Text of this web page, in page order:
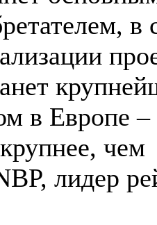
в
в Европе –
чем
лидер